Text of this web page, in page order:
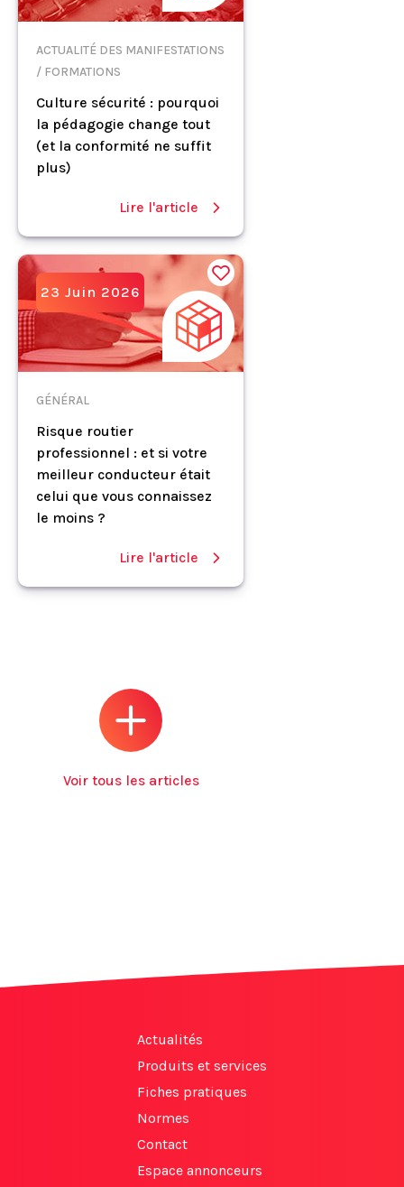
ACTUALITÉ DES MANIFESTATIONS
/ FORMATIONS
Culture sécurité : pourquoi
la pédagogie change tout
(et la conformité ne suffit
plus)
Lire l'article
23 Juin 2026
GÉNÉRAL
Risque routier
professionnel : et si votre
meilleur conducteur était
celui que vous connaissez
le moins ?
Lire l'article
Voir tous les articles
Actualités
Produits et services
Fiches pratiques
Normes
Contact
Espace annonceurs